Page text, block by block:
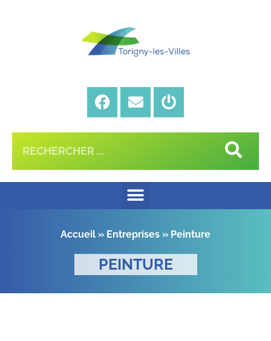
Accueil » Entreprises » Peinture
PEINTURE